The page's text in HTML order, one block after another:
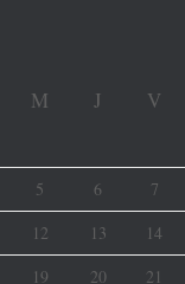
M J V
5 6 7
12 13 14
19 20 21